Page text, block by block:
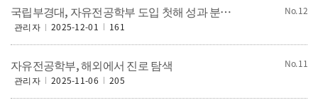
12
국립부경대, 자유전공학부 도입 첫해 성과 분석 축제 개최
관리자 2025-12-01 161
11
자유전공학부, 해외에서 진로 탐색
관리자 2025-11-06 205